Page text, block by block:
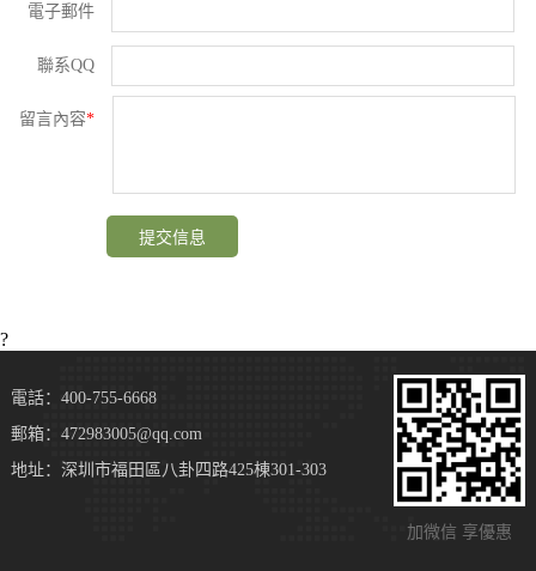
電子郵件
聯系QQ
留言內容*
?
加微信 享優惠
電話：400-755-6668
郵箱：472983005@qq.com
地址：深圳市福田區八卦四路425棟301-303